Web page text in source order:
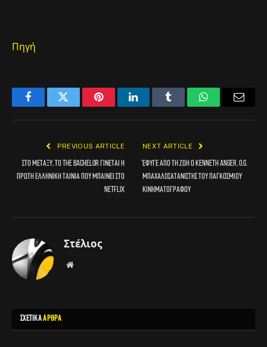
Πηγή
FacebookTwitter PinterestLinkedInTumblr WhatsAppEmail
PREVIOUS ARTICLE
Στο μεταξύ, το The Bachelor γίνεται η
πρώτη ελληνική ταινία που μπαίνει στο
Netflix
NEXT ARTICLE
Έφυγε από τη ζωή ο Kenneth Anger, O.G.
μπαχαλοσατανιστής του παγκόσμιου
κινηματογράφου
Στέλιος
Website
ΣΧΕΤΙΚΑΑΡΘΡΑ